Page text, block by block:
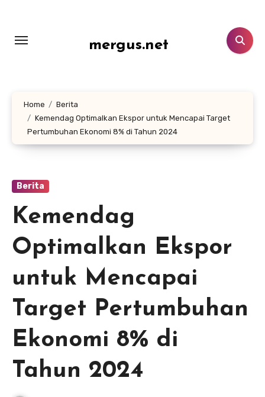
konten
mergus.net
Home
Berita
Kemendag Optimalkan Ekspor untuk Mencapai Target
Pertumbuhan Ekonomi 8% di Tahun 2024
Berita
Kemendag
Optimalkan Ekspor
untuk Mencapai
Target Pertumbuhan
Ekonomi 8% di
Tahun 2024